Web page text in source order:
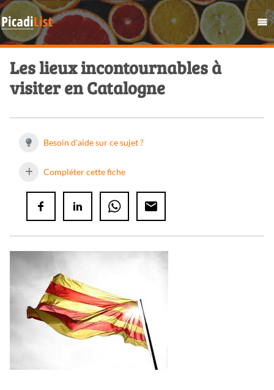
Les lieux incontournables à
visiter en Catalogne
Besoin d'aide sur ce sujet ?
Compléter cette fiche